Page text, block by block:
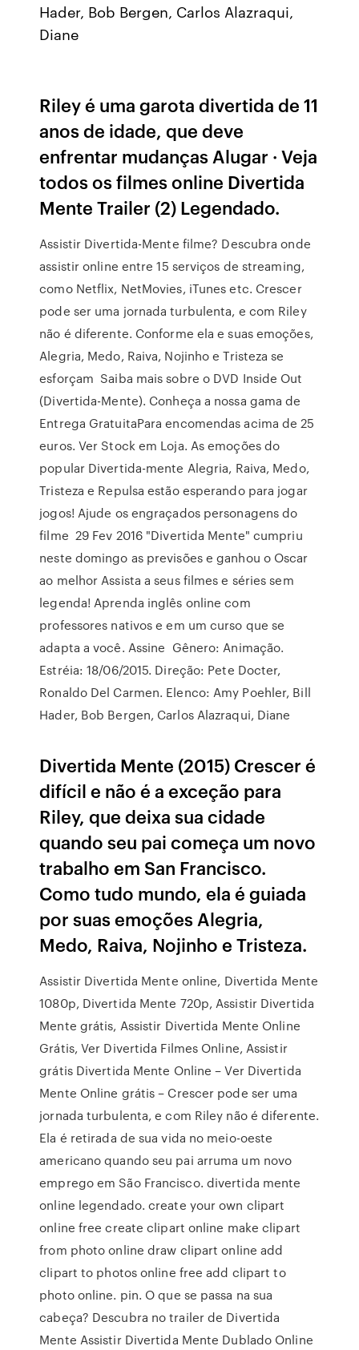
Hader, Bob Bergen, Carlos Alazraqui,
Diane
Riley é uma garota divertida de 11
anos de idade, que deve
enfrentar mudanças Alugar · Veja
todos os filmes online Divertida
Mente Trailer (2) Legendado.
Assistir Divertida-Mente filme? Descubra onde
assistir online entre 15 serviços de streaming,
como Netflix, NetMovies, iTunes etc. Crescer
pode ser uma jornada turbulenta, e com Riley
não é diferente. Conforme ela e suas emoções,
Alegria, Medo, Raiva, Nojinho e Tristeza se
esforçam Saiba mais sobre o DVD Inside Out
(Divertida-Mente). Conheça a nossa gama de
Entrega GratuitaPara encomendas acima de 25
euros. Ver Stock em Loja. As emoções do
popular Divertida-mente Alegria, Raiva, Medo,
Tristeza e Repulsa estão esperando para jogar
jogos! Ajude os engraçados personagens do
filme 29 Fev 2016 "Divertida Mente" cumpriu
neste domingo as previsões e ganhou o Oscar
ao melhor Assista a seus filmes e séries sem
legenda! Aprenda inglês online com
professores nativos e em um curso que se
adapta a você. Assine Gênero: Animação.
Estréia: 18/06/2015. Direção: Pete Docter,
Ronaldo Del Carmen. Elenco: Amy Poehler, Bill
Hader, Bob Bergen, Carlos Alazraqui, Diane
Divertida Mente (2015) Crescer é
difícil e não é a exceção para
Riley, que deixa sua cidade
quando seu pai começa um novo
trabalho em San Francisco.
Como tudo mundo, ela é guiada
por suas emoções Alegria,
Medo, Raiva, Nojinho e Tristeza.
Assistir Divertida Mente online, Divertida Mente
1080p, Divertida Mente 720p, Assistir Divertida
Mente grátis, Assistir Divertida Mente Online
Grátis, Ver Divertida Filmes Online, Assistir
grátis Divertida Mente Online – Ver Divertida
Mente Online grátis – Crescer pode ser uma
jornada turbulenta, e com Riley não é diferente.
Ela é retirada de sua vida no meio-oeste
americano quando seu pai arruma um novo
emprego em São Francisco. divertida mente
online legendado. create your own clipart
online free create clipart online make clipart
from photo online draw clipart online add
clipart to photos online free add clipart to
photo online. pin. O que se passa na sua
cabeça? Descubra no trailer de Divertida
Mente Assistir Divertida Mente Dublado Online